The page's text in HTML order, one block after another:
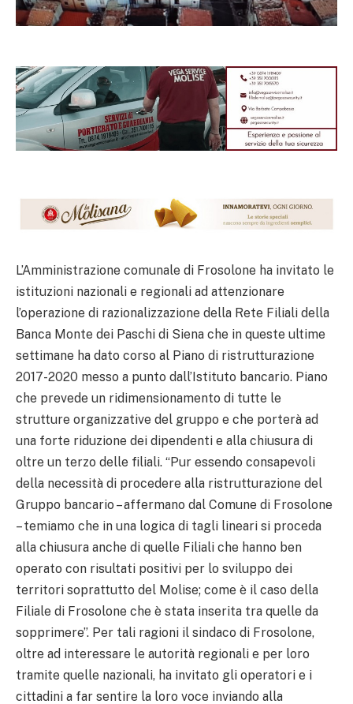
L’Amministrazione comunale di Frosolone ha invitato le
istituzioni nazionali e regionali ad attenzionare
l’operazione di razionalizzazione della Rete Filiali della
Banca Monte dei Paschi di Siena che in queste ultime
settimane ha dato corso al Piano di ristrutturazione
2017-2020 messo a punto dall’Istituto bancario. Piano
che prevede un ridimensionamento di tutte le
strutture organizzative del gruppo e che porterà ad
una forte riduzione dei dipendenti e alla chiusura di
oltre un terzo delle filiali. “Pur essendo consapevoli
della necessità di procedere alla ristrutturazione del
Gruppo bancario – affermano dal Comune di Frosolone
– temiamo che in una logica di tagli lineari si proceda
alla chiusura anche di quelle Filiali che hanno ben
operato con risultati positivi per lo sviluppo dei
territori soprattutto del Molise; come è il caso della
Filiale di Frosolone che è stata inserita tra quelle da
sopprimere”. Per tali ragioni il sindaco di Frosolone,
oltre ad interessare le autorità regionali e per loro
tramite quelle nazionali, ha invitato gli operatori e i
cittadini a far sentire la loro voce inviando alla